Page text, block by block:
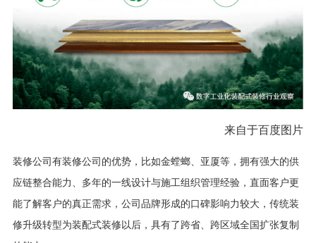
来自于百度图片
装修公司有装修公司的优势，比如金螳螂、亚厦等，拥有强大的供
应链整合能力、多年的一线设计与施工组织管理经验，直面客户更
能了解客户的真正需求，公司品牌形成的口碑影响力较大，传统装
修升级转型为装配式装修以后，具有了跨省、跨区域全国扩张复制